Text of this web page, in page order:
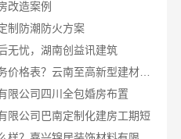
改造案例
制防潮防火方案
无忧，湖南创益讯建筑
呈贡一站式装修服务价格表？云南至高新型建材有限公司透明定价
限公司四川全包婚房布置
限公司巴南定制化建房工期短